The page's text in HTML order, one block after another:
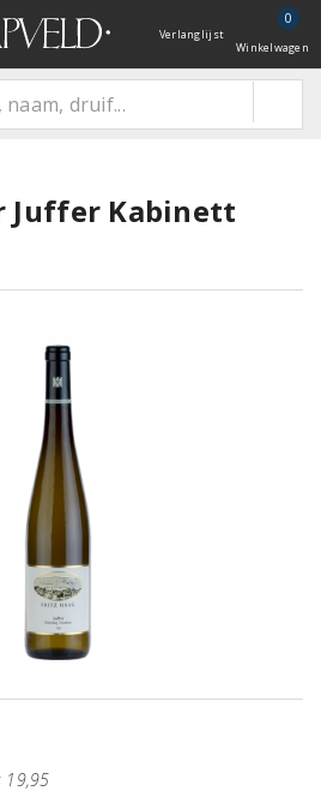
Verlanglijst
0
Winkelwagen
Juffer Kabinett
19,95